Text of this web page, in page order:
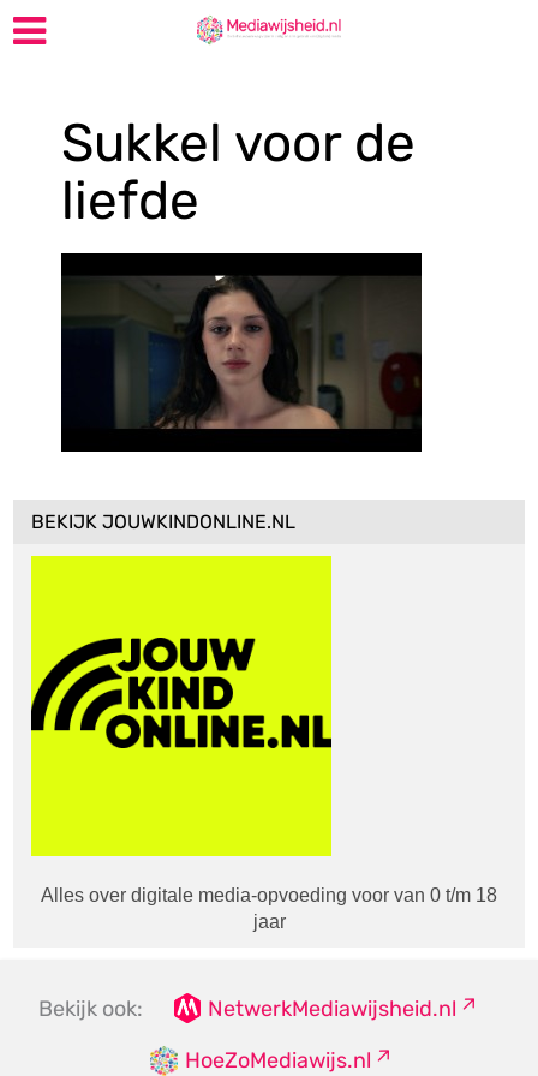
Sukkel voor de
liefde
BEKIJK JOUWKINDONLINE.NL
Alles over digitale media-opvoeding voor van 0 t/m 18
jaar
Bekijk ook:
NetwerkMediawijsheid.nl
HoeZoMediawijs.nl